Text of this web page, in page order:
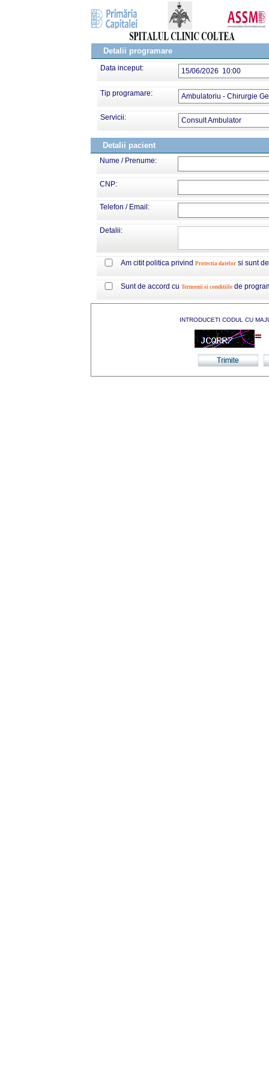
Detalii programare
Data inceput: 15/06/2026 10:00
Tip programare: Ambulatoriu - Chirurgie
Servicii: Consult Ambulator
Detalii pacient
Nume / Prenume:
CNP:
Telefon / Email:
Detalii:
Am citit politica privind Protectia datelor si sunt
Sunt de accord cu Termenii si conditiile de
INTRODUCETI CODUL CU
=